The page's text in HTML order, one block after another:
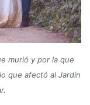
murió y por la que
que afectó al Jardín